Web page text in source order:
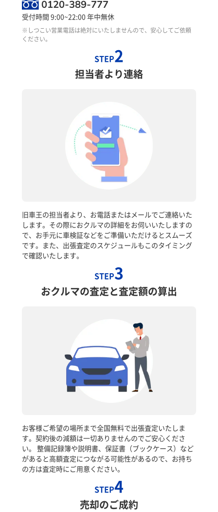
0120-389-777
受付時間 9:00~22:00 年中無休
※しつこい営業電話は絶対にいたしませんので、安心してご依頼
ください。
STEP2
担当者より連絡
旧車王の担当者より、お電話またはメールでご連絡いた
します。その際におクルマの詳細をお伺いいたしますの
で、お手元に車検証などをご準備いただけるとスムーズ
です。また、出張査定のスケジュールもこのタイミング
で確認いたします。
STEP3
おクルマの査定と査定額の算出
お客様ご希望の場所まで全国無料で出張査定いたしま
す。契約後の減額は一切ありませんのでご安心くださ
い。 整備記録簿や説明書、保証書（ブックケース）など
があると高額査定につながる可能性があるので、お持ち
の方は査定時にご用意ください。
STEP4
売却のご成約